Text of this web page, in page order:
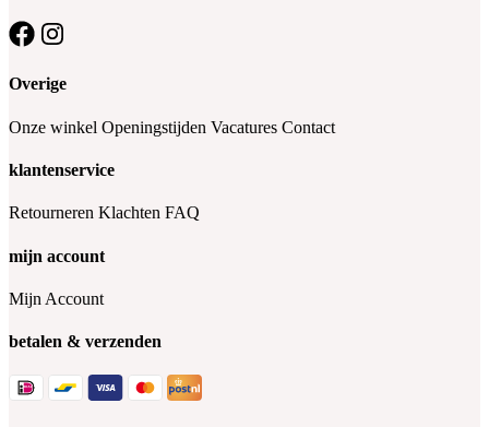
Overige
Onze winkel Openingstijden Vacatures Contact
klantenservice
Retourneren Klachten FAQ
mijn account
Mijn Account
betalen & verzenden